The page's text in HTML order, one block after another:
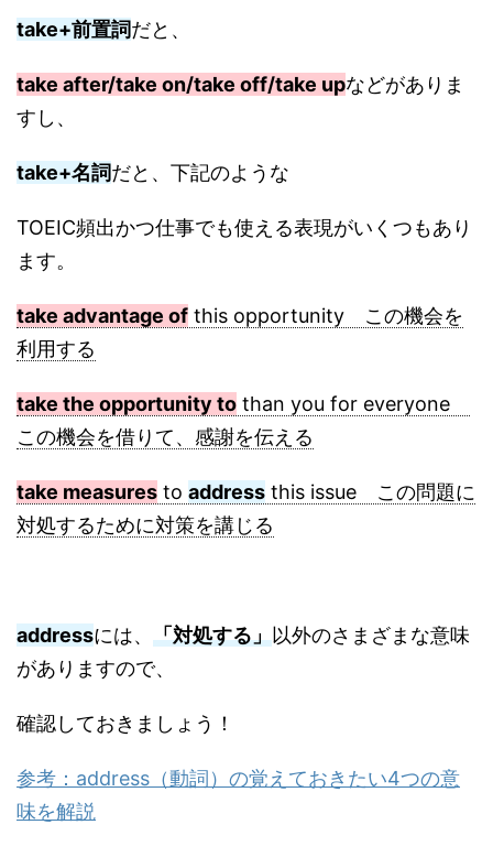
take+前置詞だと、
take after/take on/take off/take upなどがありま
すし、
take+名詞だと、下記のような
TOEIC頻出かつ仕事でも使える表現がいくつもあり
ます。
take advantage of this opportunity この機会を
利用する
take the opportunity to than you for everyone
この機会を借りて、感謝を伝える
take measures to address this issue この問題に
対処するために対策を講じる
addressには、 「対処する」以外のさまざまな意味
がありますので、
確認しておきましょう！
参考：address（動詞）の覚えておきたい4つの意
味を解説